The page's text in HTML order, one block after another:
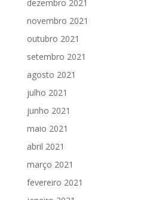
dezembro 2021
novembro 2021
outubro 2021
setembro 2021
agosto 2021
julho 2021
junho 2021
maio 2021
abril 2021
março 2021
fevereiro 2021